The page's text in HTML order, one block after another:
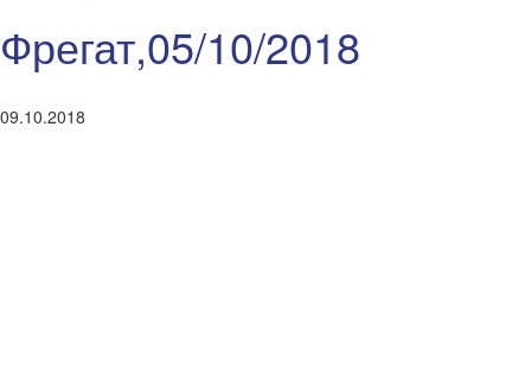
Фрегат,05/10/2018
09.10.2018